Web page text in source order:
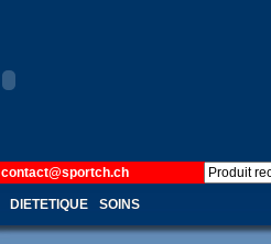
contact@sportch.ch
DIETETIQUE SOINS